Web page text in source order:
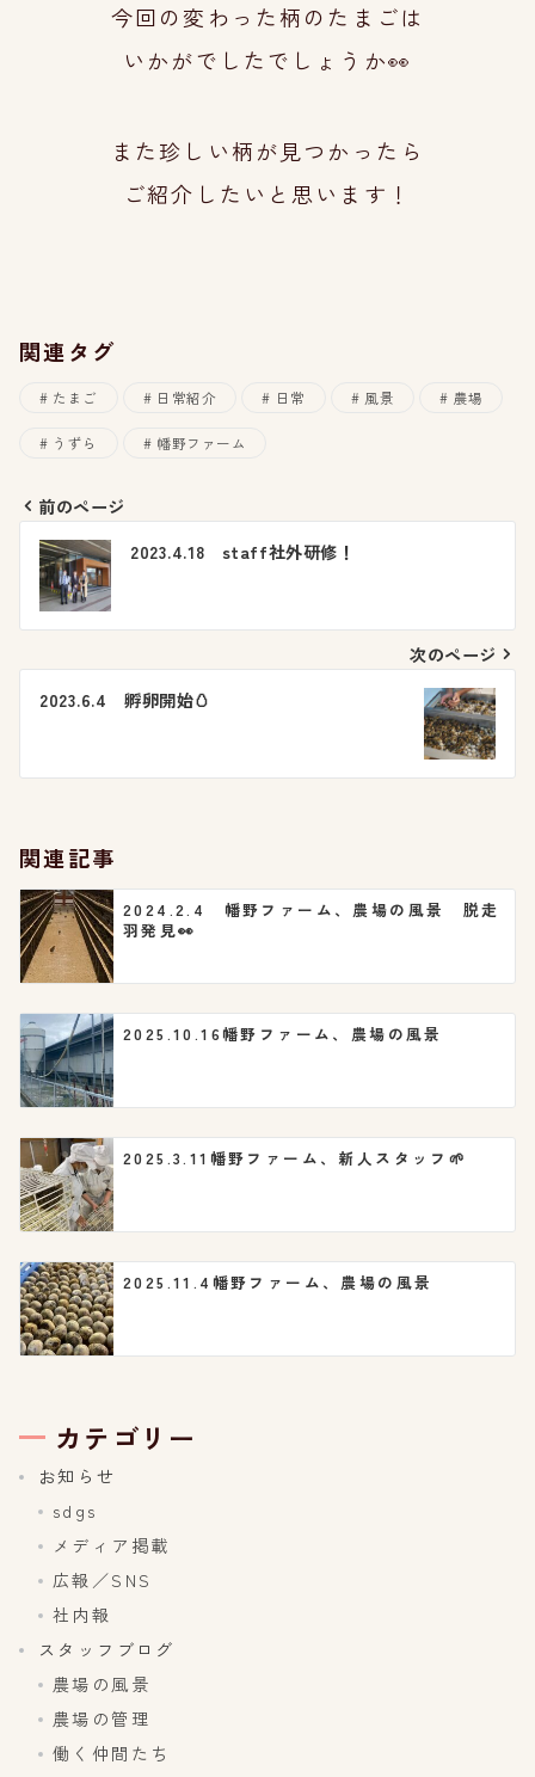
今回の変わった柄のたまごは
いかがでしたで しょうか👀
また珍しい柄が見つかったら
ご紹介したいと思 います！
関連タグ
たまご 日常紹介 日常 風景 農場
うずら 幡野ファーム
投
稿
ビ
シ
ョ
ン
前のページ
2023.4.18 staff社外研修！
次のページ
2023.6.4 孵卵開始🥚
関連記事
2024.2.4 幡野ファーム、農場の風景 脱走
羽発見👀
2025.10.16幡野ファーム、農場の風景
2025.3.11幡野ファーム、新人スタッフ🌱
2025.11.4幡野ファーム、農場の風景
カテゴリー
お知らせ
sdgs
メディア掲載
広報／SNS
社内報
スタッフブログ
農場の風景
農場の管理
働く仲間たち